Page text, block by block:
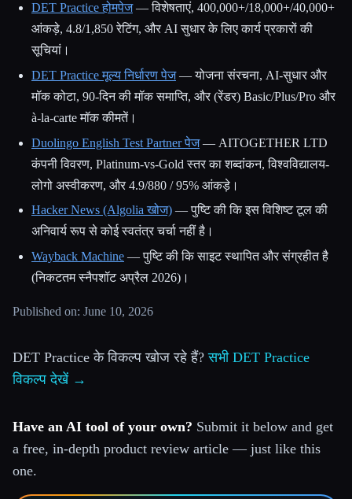
DET Practice होमपेज— विशेषताएं, 400,000+/18,000+/40,000+
आंकड़े, 4.8/1,850 रेटिंग, और AI सुधार के लिए कार्य प्रकारों की
सूचियां।
DET Practice मूल्य निर्धारण पेज— योजना संरचना, AI-सुधार और
मॉक कोटा, 90-दिन की मॉक समाप्ति, और (रेंडर) Basic/Plus/Pro और
à-la-carte मॉक कीमतें।
Duolingo English Test Partner पेज— AITOGETHER LTD
कंपनी विवरण, Platinum-vs-Gold स्तर का शब्दांकन, विश्वविद्यालय-
लोगो अस्वीकरण, और 4.9/880 / 95% आंकड़े।
Hacker News (Algolia खोज) — पुष्टि की कि इस विशिष्ट टूल की
अनिवार्य रूप से कोई स्वतंत्र चर्चा नहीं है।
Wayback Machine — पुष्टि की कि साइट स्थापित और संग्रहीत है
(निकटतम स्नैपशॉट अप्रैल 2026)।
Published on: June 10, 2026
DET Practice के विकल्प खोज रहे हैं?सभी DET Practice
विकल्प देखें →
Have an AI tool of your own? Submit it below and get
a free, in-depth product review article — just like this
one.